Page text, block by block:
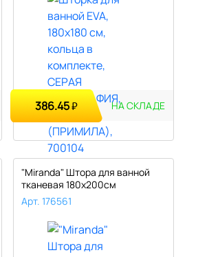
386.45₽ НА СКЛАДЕ
"Miranda" Штора для ванной
тканевая 180х200см
"Пальмовы..
Арт. 176561